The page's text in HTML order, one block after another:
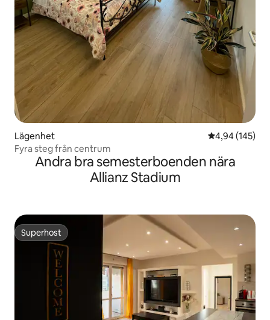
Lägenhet 4,94 av 5 i
4,94 (145)
Fyra steg från centrum
Andra bra semesterboenden nära
Allianz Stadium
Superhost
Superhost